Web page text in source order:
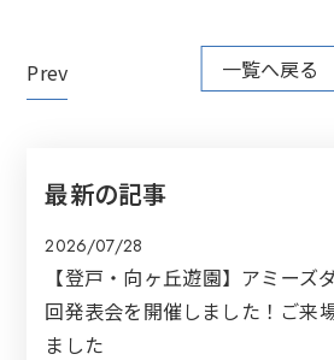
Prev 一覧へ戻る
最新の記事
2026/07/28
【登戸・向ヶ丘遊園】アミーズ
回発表会を開催しました！ご来
ました